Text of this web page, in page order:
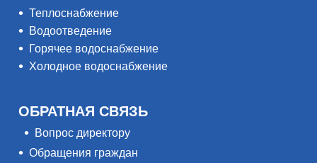
Теплоснабжение
Водоотведение
Горячее водоснабжение
Холодное водоснабжение
ОБРАТНАЯ СВЯЗЬ
Вопрос директору
Обращения граждан